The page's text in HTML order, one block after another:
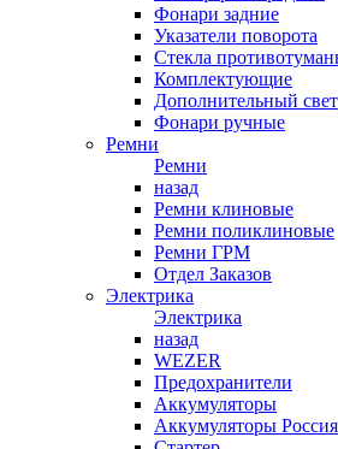
Фонари задние
Указатели поворота
Стекла
Комплектующие
Дополнительный свет
Фонари ручные
Ремни
Ремни
назад
Ремни клиновые
Ремни поликлиновые
Ремни ГРМ
Отдел Заказов
Электрика
Электрика
назад
WEZER
Предохранители
Аккумуляторы
Аккумуляторы Россия